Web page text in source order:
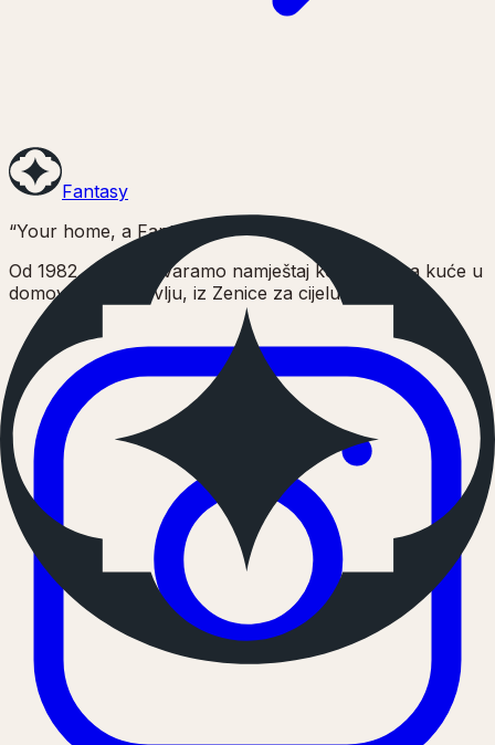
Fantasy
“Your home, a Fantasy”
Od 1982. godine stvaramo namještaj koji pretvara kuće u
domove. Sa ljubavlju, iz Zenice za cijelu Evropu.